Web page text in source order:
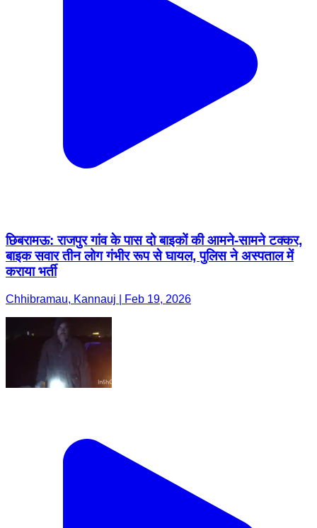
छिबरामऊ: राजपुर गांव के पास दो बाइकों की आमने-सामने टक्कर,
बाइक सवार तीन लोग गंभीर रूप से घायल, पुलिस ने अस्पताल में
कराया भर्ती
Chhibramau, Kannauj | Feb 19, 2026